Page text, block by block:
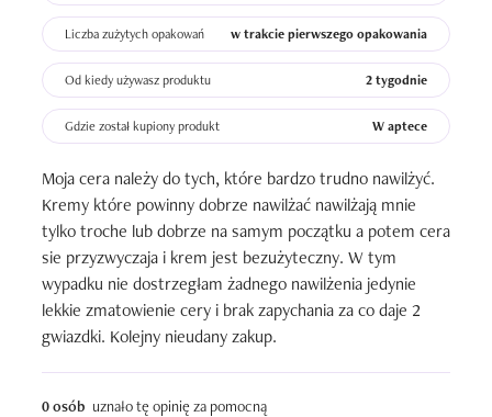
Liczba zużytych opakowań w trakcie pierwszego opakowania
Od kiedy używasz produktu 2 tygodnie
Gdzie został kupiony produkt W aptece
Moja cera należy do tych, które bardzo trudno nawilżyć.
Kremy które powinny dobrze nawilżać nawilżają mnie
tylko troche lub dobrze na samym początku a potem cera
sie przyzwyczaja i krem jest bezużyteczny. W tym
wypadku nie dostrzegłam żadnego nawilżenia jedynie
lekkie zmatowienie cery i brak zapychania za co daje 2
gwiazdki. Kolejny nieudany zakup.
0 osób uznało tę opinię za pomocną